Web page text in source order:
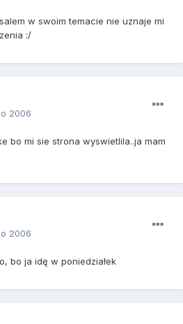
w swoim temacie nie uznaje mi
:/
2006
bo mi sie strona wyswietlila..ja mam
2006
bo ja idę w poniedziałek